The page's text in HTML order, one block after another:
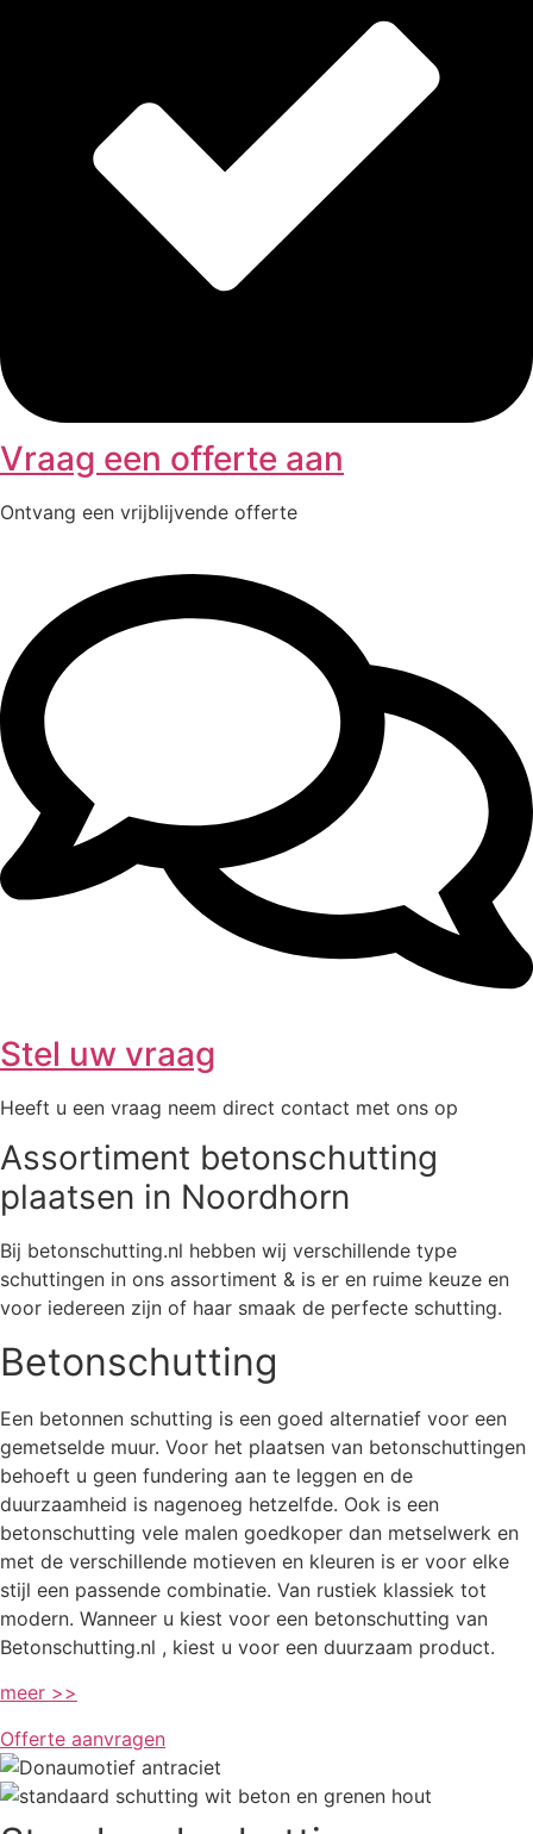
Vraag een offerte aan
Ontvang een vrijblijvende offerte
Stel uw vraag
Heeft u een vraag neem direct contact met ons op
Assortiment betonschutting
plaatsen in Noordhorn
Bij betonschutting.nl hebben wij verschillende type
schuttingen in ons assortiment & is er en ruime keuze en
voor iedereen zijn of haar smaak de perfecte schutting.
Betonschutting
Een betonnen schutting is een goed alternatief voor een
gemetselde muur. Voor het plaatsen van betonschuttingen
behoeft u geen fundering aan te leggen en de
duurzaamheid is nagenoeg hetzelfde. Ook is een
betonschutting vele malen goedkoper dan metselwerk en
met de verschillende motieven en kleuren is er voor elke
stijl een passende combinatie. Van rustiek klassiek tot
modern. Wanneer u kiest voor een betonschutting van
Betonschutting.nl , kiest u voor een duurzaam product.
meer >>
Offerte aanvragen